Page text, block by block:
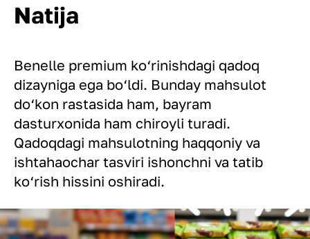
Natija
Benelle premium ko‘rinishdagi qadoq
dizayniga ega bo‘ldi. Bunday mahsulot
do‘kon rastasida ham, bayram
dasturxonida ham chiroyli turadi.
Qadoqdagi mahsulotning haqqoniy va
ishtahaochar tasviri ishonchni va tatib
ko‘rish hissini oshiradi.